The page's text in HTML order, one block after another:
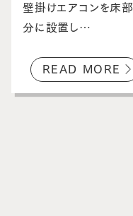
壁掛けエアコンを床部
分に設置し…
READ MORE